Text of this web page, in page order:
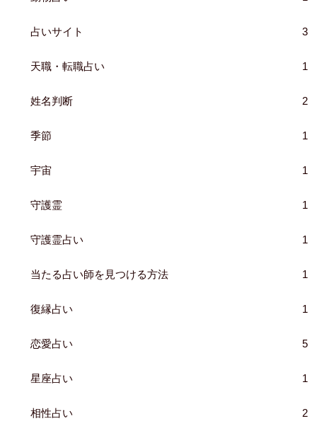
占いサイト 3
天職・転職占い 1
姓名判断 2
季節 1
宇宙 1
守護霊 1
守護霊占い 1
当たる占い師を見つける方法 1
復縁占い 1
恋愛占い 5
星座占い 1
相性占い 2